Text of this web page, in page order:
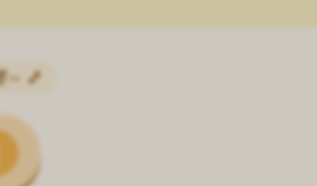
～ 🎵